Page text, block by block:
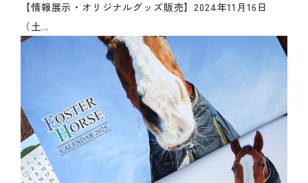
【情報展示・オリジナルグッズ販売】2024年11月16日
（土...